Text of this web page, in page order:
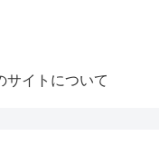
サイトについて